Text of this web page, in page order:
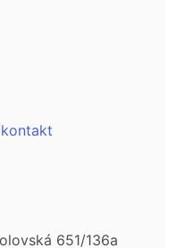
651/136a